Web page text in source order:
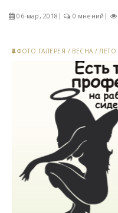
06-мар, 2018 0 мнений
ФОТО ГАЛЕРЕЯ / ВЕСНА / ЛЕТО